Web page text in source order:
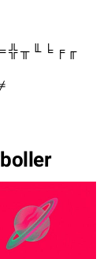
╬ ╥ ╙ ╘ ╒ ╓